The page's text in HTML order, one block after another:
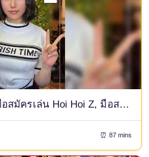
420HOI-323 Rie (23) มือสมัครเล่น Hoi Hoi Z, มือสมัครเล่น, สารคดี, Gonzo, สาวสวย, อกใหญ่, พุ่งน้ำ, ราดหน้า
⏰ 87 mins